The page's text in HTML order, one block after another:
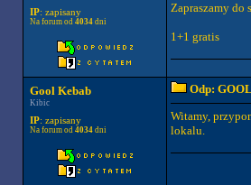
IP: zapisany
Na forum od 4034dni
Zapraszamy do
1+1 gratis
Gool Kebab
Kibic
IP: zapisany
Na forum od 4034dni
Odp:
Witamy,
lokalu.